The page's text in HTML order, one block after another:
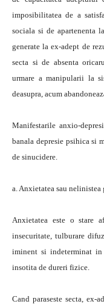
imposibilitatea de a
sociala si de apartenenta
generate la ex-adept de
secta si de absenta
urmare a manipularii la
deasupra, acum
Manifestarile anxio-
banala depresie psihica si
de sinucidere.
a. Anxietatea sau nelinistea
Anxietatea este o stare
insecuritate, tulburare
iminent si indeterminat in
insotita de dureri fizice.
Cand paraseste secta, ex-